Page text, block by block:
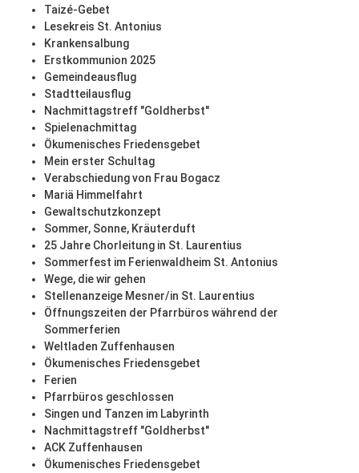
Taizé-Gebet
Lesekreis St. Antonius
Krankensalbung
Erstkommunion 2025
Gemeindeausflug
Stadtteilausflug
Nachmittagstreff "Goldherbst"
Spielenachmittag
Ökumenisches Friedensgebet
Mein erster Schultag
Verabschiedung von Frau Bogacz
Mariä Himmelfahrt
Gewaltschutzkonzept
Sommer, Sonne, Kräuterduft
25 Jahre Chorleitung in St. Laurentius
Sommerfest im Ferienwaldheim St. Antonius
Wege, die wir gehen
Stellenanzeige Mesner/in St. Laurentius
Öffnungszeiten der Pfarrbüros während der
Sommerferien
Weltladen Zuffenhausen
Ökumenisches Friedensgebet
Ferien
Pfarrbüros geschlossen
Singen und Tanzen im Labyrinth
Nachmittagstreff "Goldherbst"
ACK Zuffenhausen
Ökumenisches Friedensgebet